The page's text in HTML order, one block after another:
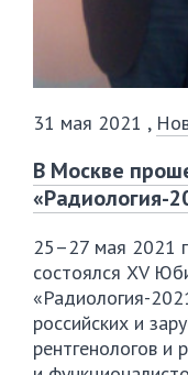
31 мая 2021 ,
В Москве
«Радиология-
25–27 мая 2021
состоялся XV
«Радиология-
российских и
рентгенологов и